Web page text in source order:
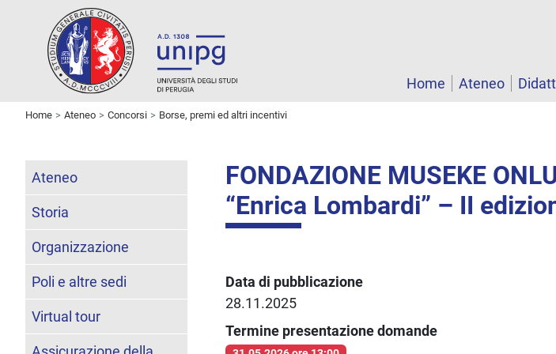
Home
Ateneo
Home Ateneo Concorsi Borse, premi ed altri incentivi
FONDAZIONE MUSEKE
“Enrica Lombardi” – II
Data di pubblicazione
28.11.2025
Termine presentazione domande
Ateneo
Storia
Organizzazione
Poli e altre sedi
Virtual tour